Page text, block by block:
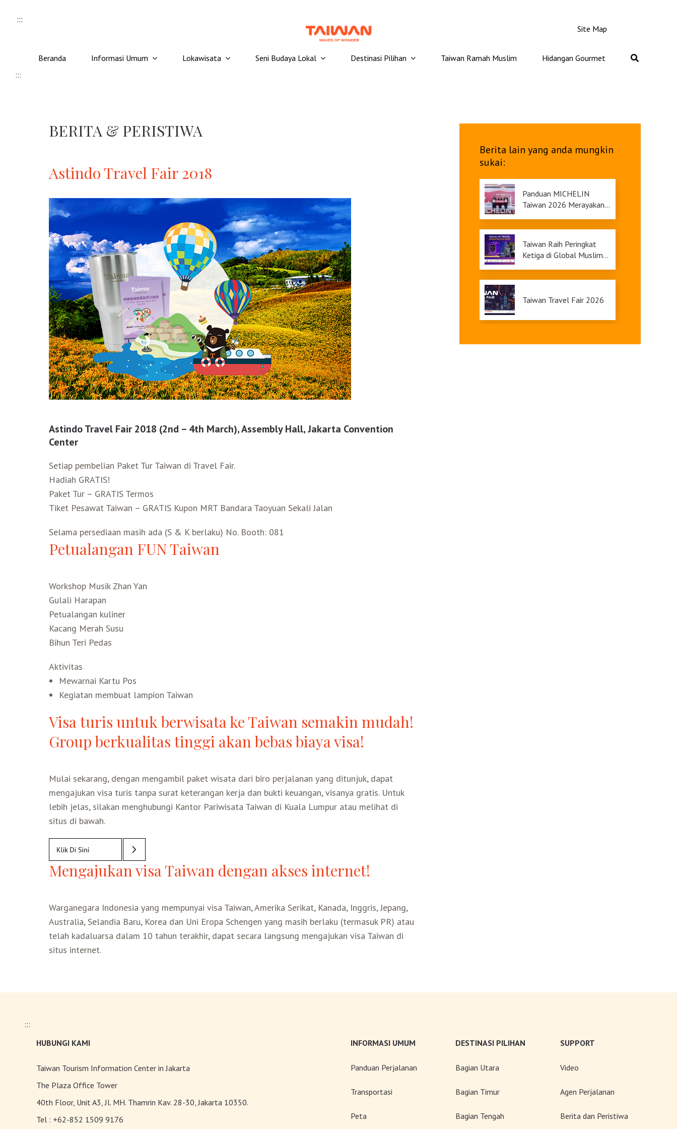
:::
Site Map
Beranda Informasi Umum Lokawisata Seni Budaya Lokal Destinasi Pilihan Taiwan Ramah Muslim
Hidangan Gourmet
:::
BERITA & PERISTIWA
Astindo Travel Fair 2018
Astindo Travel Fair 2018 (2nd – 4th March), Assembly Hall, Jakarta Convention
Center
Setiap pembelian Paket Tur Taiwan di Travel Fair.
Hadiah GRATIS!
Paket Tur – GRATIS Termos
Tiket Pesawat Taiwan – GRATIS Kupon MRT Bandara Taoyuan Sekali Jalan
Selama persediaan masih ada (S & K berlaku) No. Booth: 081
Petualangan FUN Taiwan
Workshop Musik Zhan Yan
Gulali Harapan
Petualangan kuliner
Kacang Merah Susu
Bihun Teri Pedas
Aktivitas
Mewarnai Kartu Pos
Kegiatan membuat lampion Taiwan
Visa turis untuk berwisata ke Taiwan semakin mudah!
Group berkualitas tinggi akan bebas biaya visa!
Mulai sekarang, dengan mengambil paket wisata dari biro perjalanan yang ditunjuk, dapat
mengajukan visa turis tanpa surat keterangan kerja dan bukti keuangan, visanya gratis. Untuk
lebih jelas, silakan menghubungi Kantor Pariwisata Taiwan di Kuala Lumpur atau melihat di
situs di bawah.
Mengajukan visa Taiwan dengan akses internet!
Warganegara Indonesia yang mempunyai visa Taiwan, Amerika Serikat, Kanada, Inggris, Jepang,
Australia, Selandia Baru, Korea dan Uni Eropa Schengen yang masih berlaku (termasuk PR) atau
telah kadaluarsa dalam 10 tahun terakhir, dapat secara langsung mengajukan visa Taiwan di
situs internet.
Berita lain yang anda mungkin
sukai:
Panduan MICHELIN
Taiwan 2026 Merayakan
Taiwan Raih Peringkat
Ketiga di Global Muslim
Taiwan Travel Fair 2026
Upgrade Taiwan PASS Kini
:::
HUBUNGI KAMI
Taiwan Tourism Information Center in Jakarta
The Plaza Office Tower
40th Floor, Unit A3, Jl. MH. Thamrin Kav. 28-30, Jakarta 10350.
Tel : +62-852 1509 9176
INFORMASI UMUM
Panduan Perjalanan
Transportasi
Peta
DESTINASI PILIHAN
Bagian Utara
Bagian Timur
Bagian Tengah
SUPPORT
Video
Agen Perjalanan
Berita dan Peristiwa